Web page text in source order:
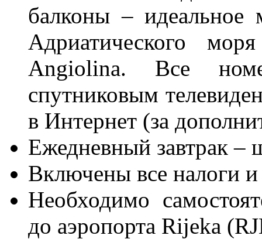
балконы – идеальное
Адриатического
Angiolina. Все
спутниковым
в Интернет (за
Ежедневный завтрак –
Включены все налоги
Необходимо
до аэропорта Rijeka